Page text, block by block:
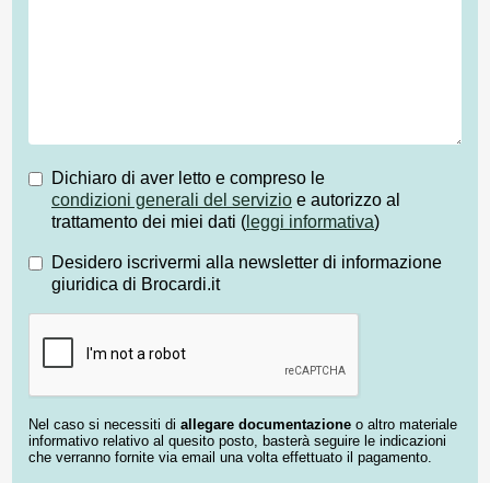
Dichiaro di aver letto e compreso le
condizioni generali del servizio e autorizzo al
trattamento dei miei dati ( leggi informativa)
Desidero iscrivermi alla newsletter di informazione
giuridica di Brocardi.it
Nel caso si necessiti di allegare documentazione o altro materiale
informativo relativo al quesito posto, basterà seguire le indicazioni
che verranno fornite via email una volta effettuato il pagamento.